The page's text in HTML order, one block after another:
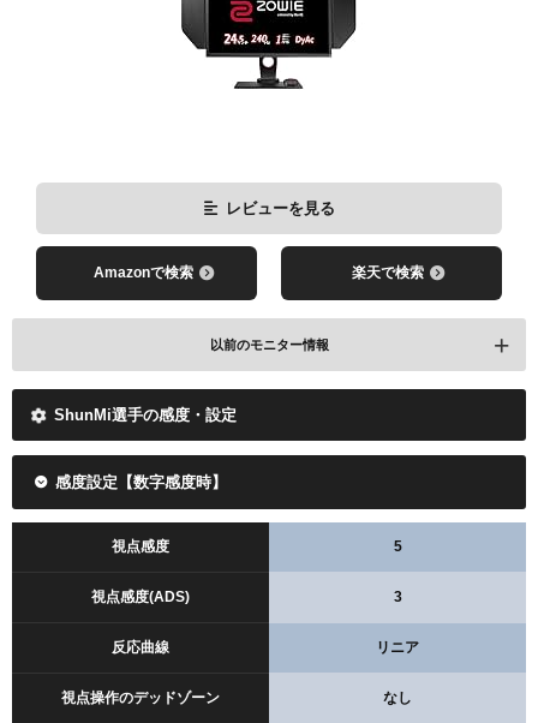
レビューを見る
Amazonで検索 楽天で検索
以前のモニター情報
ShunMi選手の感度・設定
感度設定【数字感度時】
視点感度 5
視点感度(ADS) 3
反応曲線 リニア
視点操作のデッドゾーン なし